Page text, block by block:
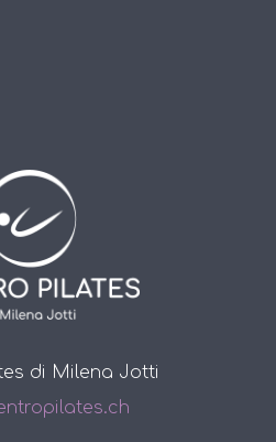
di Milena Jotti